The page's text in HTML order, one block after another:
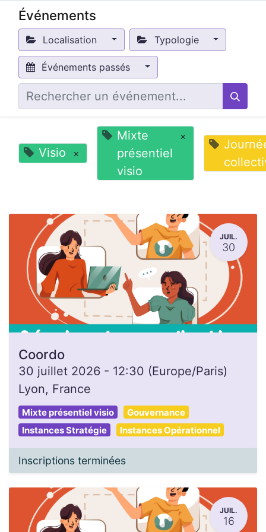
Événements
Localisation Typologie
Événements passés
Visio ×
Mixte
présentiel
visio
×
JUIL.
30
Coordo
30 juillet 2026 - 12:30 (Europe/Paris)
Lyon, France
Mixte présentiel visio
Gouvernance
Instances Stratégie
Instances Opérationnel
Inscriptions terminées
JUIL.
16